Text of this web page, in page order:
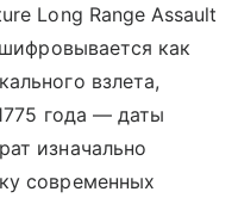
Long Range Assault
как
взлета,
года — даты
изначально
современных